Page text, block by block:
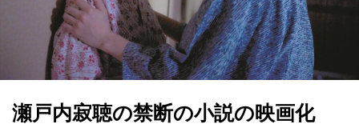
瀬戸内寂聴の禁断の小説の映画化